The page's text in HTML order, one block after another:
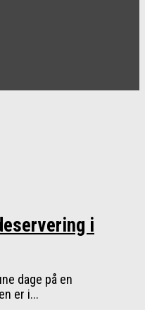
i
dage på en
er i...